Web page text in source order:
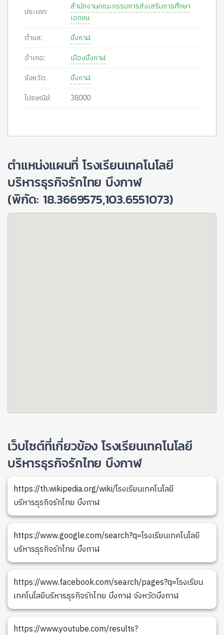
ประเภท:
สำนักงานคณะกรรมการส่งเสริมการศึกษา
เอกชน
ตำบล:
บึงกาฬ
อำเภอ:
เมืองบึงกาฬ
จังหวัด:
บึงกาฬ
ไปรษณีย์:
38000
ตำแหน่งแผนที่ โรงเรียนเทคโนโลยี
บริหารธุรกิจรักไทย บึงกาฬ
(พิกัด: 18.3669575,103.6551073)
เว็บไซต์ที่เกี่ยวข้อง โรงเรียนเทคโนโลยี
บริหารธุรกิจรักไทย บึงกาฬ
https://th.wikipedia.org/wiki/โรงเรียนเทคโนโลยี
บริหารธุรกิจรักไทย บึงกาฬ
https://www.google.com/search?q=โรงเรียนเทคโนโลยี
บริหารธุรกิจรักไทย บึงกาฬ
https://www.facebook.com/search/pages?q=โรงเรียน
เทคโนโลยีบริหารธุรกิจรักไทย บึงกาฬ จังหวัดบึงกาฬ
https://www.youtube.com/results?